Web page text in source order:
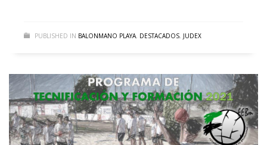
PUBLISHED IN BALONMANO PLAYA, DESTACADOS, JUDEX